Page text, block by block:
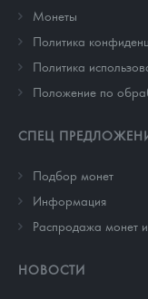
Монеты
Политика
Политика
Положение по
СПЕЦ
Подбор монет
Информация
Распродажа монет
НОВОСТИ